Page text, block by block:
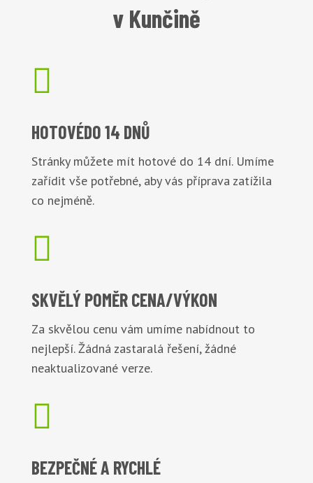
v Kunčině

HOTOVÉDO 14 DNŮ
Stránky můžete mít hotové do 14 dní. Umíme
zařídit vše potřebné, aby vás příprava zatížila
co nejméně.

SKVĚLÝ POMĚRCENA/VÝKON
Za skvělou cenu vám umíme nabídnout to
nejlepší. Žádná zastaralá řešení, žádné
neaktualizované verze.

BEZPEČNÉA RYCHLÉ